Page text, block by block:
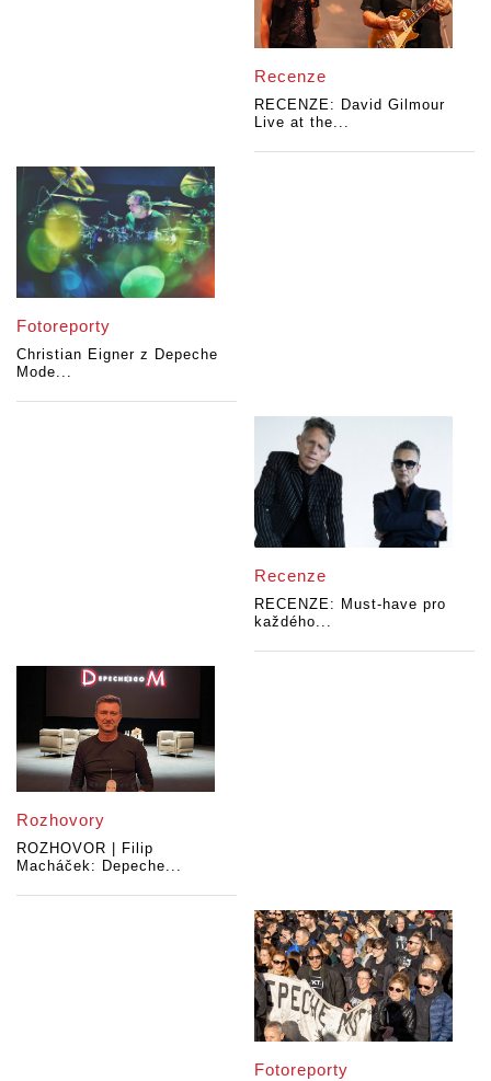
Recenze
RECENZE: David Gilmour
Live at the...
Fotoreporty
Christian Eigner z Depeche
Mode...
Recenze
RECENZE: Must-have pro
každého...
Rozhovory
ROZHOVOR | Filip
Macháček: Depeche...
Fotoreporty